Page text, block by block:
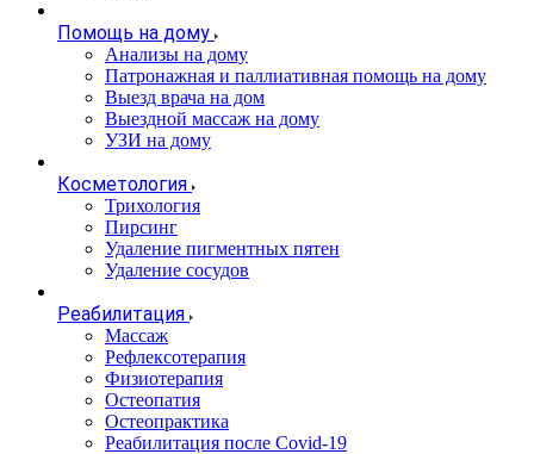
Помощь на дому
Анализы на дому
Патронажная и паллиативная помощь на дому
Выезд врача на дом
Выездной массаж на дому
УЗИ на дому
Косметология
Трихология
Пирсинг
Удаление пигментных пятен
Удаление сосудов
Реабилитация
Массаж
Рефлексотерапия
Физиотерапия
Остеопатия
Остеопрактика
Реабилитация после Covid-19